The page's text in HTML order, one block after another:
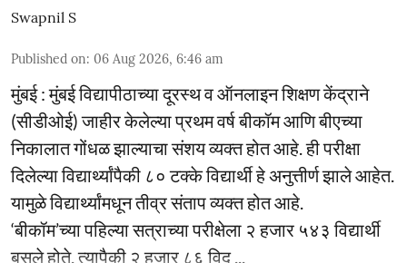
Swapnil S
Published on: 06 Aug 2026, 6:46 am
मुंबई : मुंबई विद्यापीठाच्या दूरस्थ व ऑनलाइन शिक्षण केंद्राने
(सीडीओई) जाहीर केलेल्या प्रथम वर्ष बीकॉम आणि बीएच्या
निकालात गोंधळ झाल्याचा संशय व्यक्त होत आहे. ही परीक्षा
दिलेल्या विद्यार्थ्यांपैकी ८० टक्के विद्यार्थी हे अनुत्तीर्ण झाले आहेत.
यामुळे विद्यार्थ्यांमधून तीव्र संताप व्यक्त होत आहे.
‘बीकॉम’च्या पहिल्या सत्राच्या परीक्षेला २ हजार ५४३ विद्यार्थी
बसले होते. त्यापैकी २ हजार ८६ विद् ...